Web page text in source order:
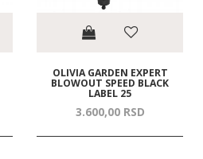
OLIVIA GARDEN EXPERT
BLOWOUT SPEED BLACK
LABEL 25
3.600,00 RSD